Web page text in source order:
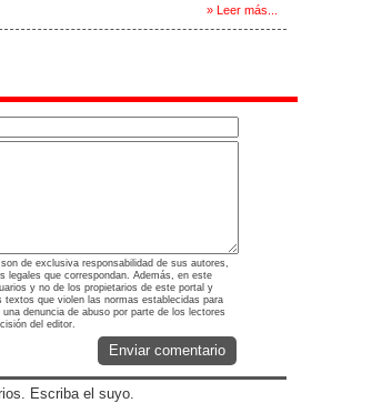
» Leer más...
de exclusiva responsabilidad de sus autores,
legales que correspondan. Además, en este
y no de los propietarios de este portal y
que violen las normas establecidas para
denuncia de abuso por parte de los lectores
del editor.
Enviar comentario
Escriba el suyo.